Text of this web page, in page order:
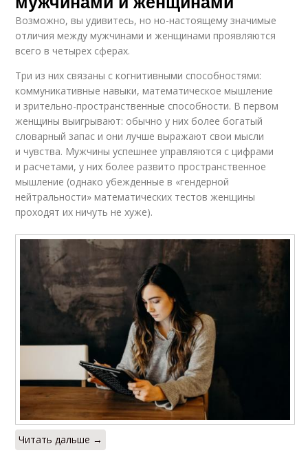
Женский стиль
Возможно, вы удивитесь, но но-настоящему значимые
отличия между мужчинами и женщинами проявляются
всего в четырех сферах.
Три из них связаны с когнитивными способностями:
коммуникативные навыки, математическое мышление
и зрительно-пространственные способности. В первом
женщины выигрывают: обычно у них более богатый
словарный запас и они лучше выражают свои мысли
и чувства. Мужчины успешнее управляются с цифрами
и расчетами, у них более развито пространственное
мышление (однако убежденные в «гендерной
нейтральности» математических тестов женщины
проходят их ничуть не хуже).
Читать дальше →